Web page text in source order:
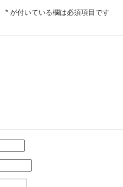
* が付いている欄は必須項目です